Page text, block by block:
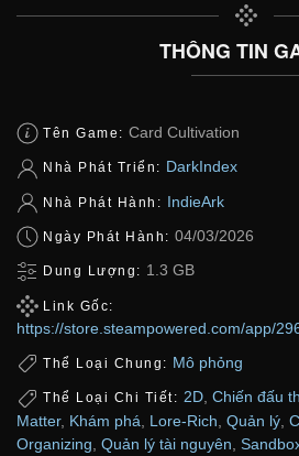
THÔNG TIN
Tên Game: Card Cultivation
Nhà Phát Triển: DarkIndex
Nhà Phát Hành: IndieArk
Ngày Phát Hành: 04/03/2026
Dung Lượng: 1.3 GB
Link Gốc:
https://store.steampowered.com/app/
Thể Loại Chung: Mô phỏng
Thể Loại Chi Tiết: 2D, Chiến đấu
Matter, Khám phá Lore-Rich Quản lý
Organizing Quản lý tài nguyên